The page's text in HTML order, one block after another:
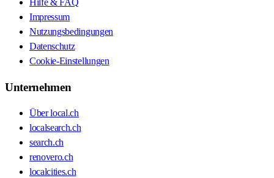
Impressum
Nutzungsbedingungen
Datenschutz
Cookie-Einstellungen
Unternehmen
Über local.ch
localsearch.ch
search.ch
renovero.ch
localcities.ch